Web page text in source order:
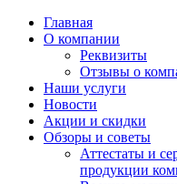
Главная
О компании
Реквизиты
Отзывы о
Наши услуги
Новости
Акции и скидки
Обзоры и советы
Аттестаты и
продукции